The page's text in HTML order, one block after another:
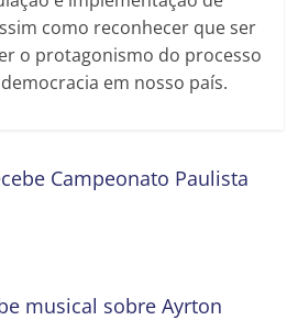
como reconhecer que ser
o protagonismo do processo
em nosso país.
Campeonato Paulista
musical sobre Ayrton